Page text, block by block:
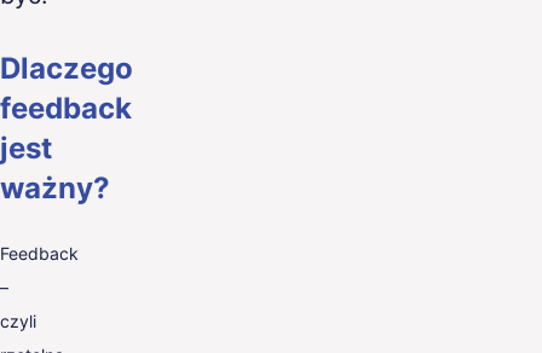
Dlaczego
feedback
jest
ważny?
Feedback
–
czyli